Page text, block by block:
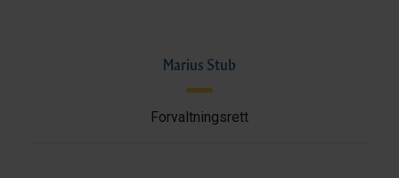
Marius Stub
Forvaltningsrett